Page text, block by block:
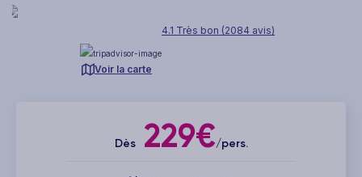
4.1 Très bon (2084 avis)
Voir la carte
Dès229€/pers.